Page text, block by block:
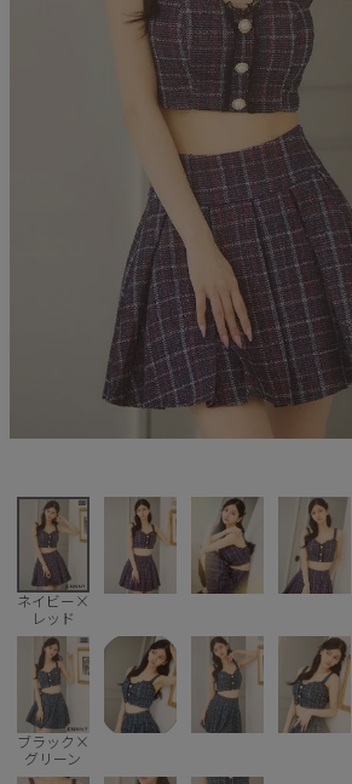
GLAMOROUS
JENNNY
COMEX
Rechercher
Pleaser
ネイビー×
レッド
ブラック×
グリーン